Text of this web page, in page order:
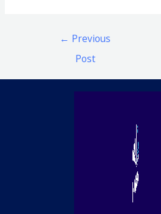
← Previous
Post